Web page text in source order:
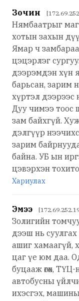
Зочин
Нямбаатрыг
хотын захын
Ямар ч
цэцэрлэг
дээрэмдэн хүн
барьсан, зарим
хүртэл дээрээс
Дуу чимээ тоос
зам байхгүй.
дэлгүүр
зарим
байна. УБ ын
цэвэрхэн
Хариулах
Эмээ
Золигийн
дээш нь
ашиг хамаагүй,
цаг үе юм даа.
буцааж өгөх,
автобусны
ихэсгэх,